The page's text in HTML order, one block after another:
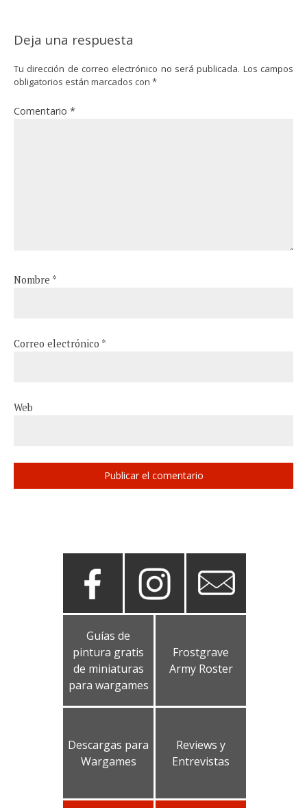
Deja una respuesta
Tu dirección de correo electrónico no será publicada. Los campos
obligatorios están marcados con *
Comentario *
Nombre *
Correo electrónico *
Web
Guías de
pintura gratis
de miniaturas
para wargames
Frostgrave
Army Roster
Descargas para
Wargames
Reviews y
Entrevistas